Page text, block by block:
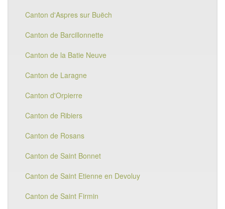
Canton d'Aspres sur Buëch
Canton de Barcillonnette
Canton de la Batie Neuve
Canton de Laragne
Canton d'Orpierre
Canton de Ribiers
Canton de Rosans
Canton de Saint Bonnet
Canton de Saint Etienne en Devoluy
Canton de Saint Firmin